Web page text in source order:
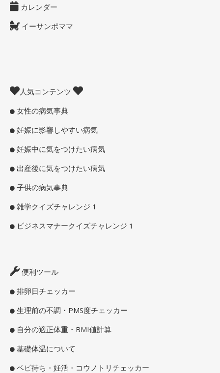
カレンダー
イーサンポママ
人気コンテンツ
女性の病気事典
妊娠に影響しやすい病気
妊娠中に気をつけたい病気
出産後に気をつけたい病気
子供の病気事典
雑学クイズチャレンジ 1
ビジネスマナークイズチャレンジ 1
便利ツール
排卵日チェッカー
生理前の不調・PMS度チェッカー
自分の適正体重・BMI値計算
基礎体温について
ベビ待ち・妊活・コウノトリチェッカー